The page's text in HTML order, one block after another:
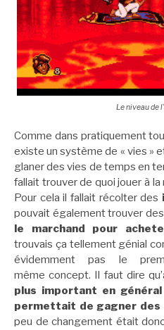
Le niveau de
Comme dans pratiquement
existe un système de « vies »
glaner des vies de temps en
fallait trouver de quoi jouer à
Pour cela il fallait récolter des
pouvait également trouver des
le marchand pour
trouvais ça tellement génial
évidemment pas le
même concept. Il faut dire
plus important en
permettait de gagner des
peu de changement était